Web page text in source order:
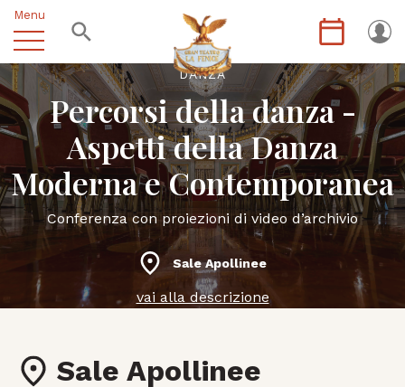
Menu
DANZA
Percorsi della danza -
Aspetti della Danza
Moderna e Contemporanea
Conferenza con proiezioni di video d’archivio
Sale Apollinee
vai alla descrizione
Sale Apollinee